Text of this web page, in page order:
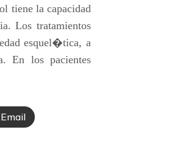
tiene la capacidad
Los tratamientos
esquel�tica, a
En los pacientes
Email